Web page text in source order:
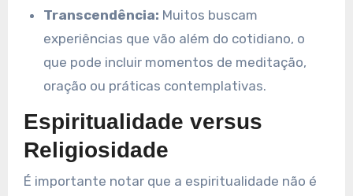
Transcendência: Muitos buscam
experiências que vão além do cotidiano, o
que pode incluir momentos de meditação,
oração ou práticas contemplativas.
Espiritualidade versus
Religiosidade
É importante notar que a espiritualidade não é